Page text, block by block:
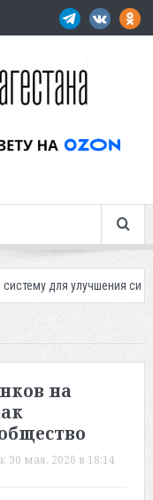
ситуации с
на
30 мая, 2026 в 18:14